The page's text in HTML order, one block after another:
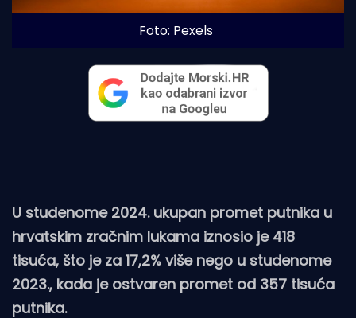
Foto: Pexels
U studenome 2024. ukupan promet putnika u
hrvatskim zračnim lukama iznosio je 418
tisuća, što je za 17,2% više nego u studenome
2023., kada je ostvaren promet od 357 tisuća
putnika.